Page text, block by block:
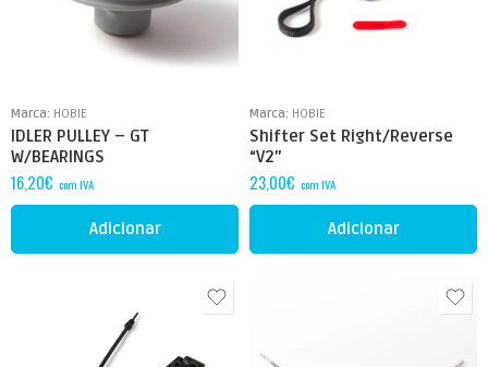
Marca: HOBIE
IDLER PULLEY – GT
W/BEARINGS
16,20€ com IVA
Adicionar
Marca: HOBIE
Shifter Set Right/Reverse
“V2”
23,00€ com IVA
Adicionar